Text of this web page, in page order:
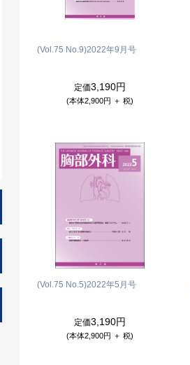
(Vol.75 No.9)2022年9月号
定価3,190円
(本体2,900円 ＋ 税)
(Vol.75 No.5)2022年5月号
定価3,190円
(本体2,900円 ＋ 税)